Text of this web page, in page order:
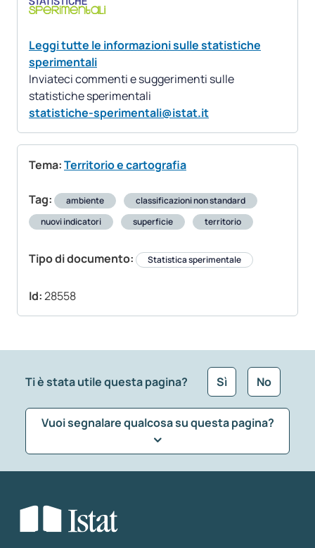
Leggi tutte le informazioni sulle statistiche
sperimentali
Inviateci commenti e suggerimenti sulle
statistiche sperimentali
statistiche-sperimentali@istat.it
Tema:Territorio e cartografia
Tag: ambiente
classificazioni non standard
nuovi indicatori
superficie territorio
Tipo di documento: Statistica sperimentale
Id:28558
Ti è stata utile questa pagina? Sì No
Vuoi segnalare qualcosa su questa pagina?
Seleziona la tipologia della segnalazione